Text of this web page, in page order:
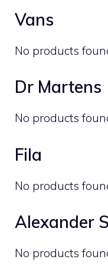
Vans
No products
Dr Martens
No products
Fila
No products
Alexander
No products